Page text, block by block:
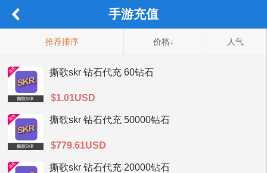
手游充值
推荐排序 价格↓ 人气
撕歌skr 钻石代充 60钻石
$1.01USD
撕歌skr 钻石代充 50000钻石
$779.61USD
撕歌skr 钻石代充 20000钻石